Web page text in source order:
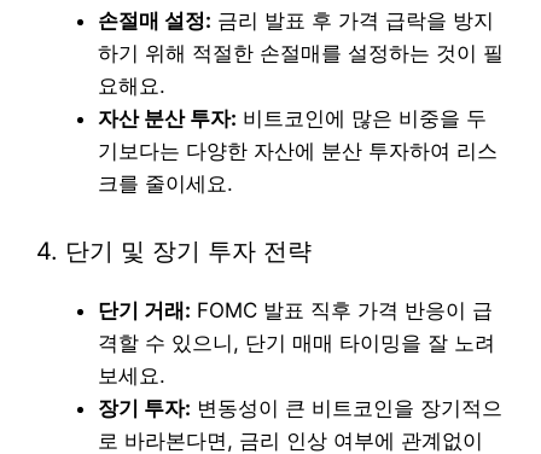
손절매 설정: 금리 발표 후 가격 급락을 방지
하기 위해 적절한 손절매를 설정하는 것이 필
요해요.
자산 분산 투자: 비트코인에 많은 비중을 두
기보다는 다양한 자산에 분산 투자하여 리스
크를 줄이세요.
4. 단기 및 장기 투자 전략
단기 거래: FOMC 발표 직후 가격 반응이 급
격할 수 있으니, 단기 매매 타이밍을 잘 노려
보세요.
장기 투자: 변동성이 큰 비트코인을 장기적으
로 바라본다면, 금리 인상 여부에 관계없이